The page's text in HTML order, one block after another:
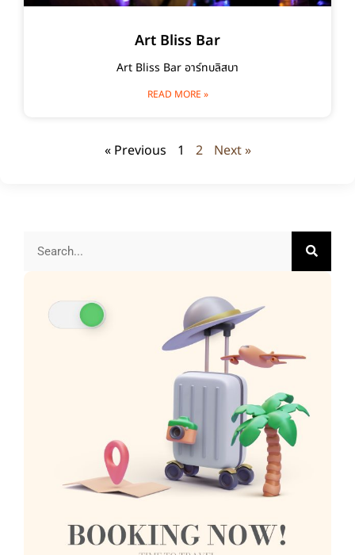
Art Bliss Bar
Art Bliss Bar อาร์ทบลิสบา
READ MORE »
« Previous 1 2 Next »